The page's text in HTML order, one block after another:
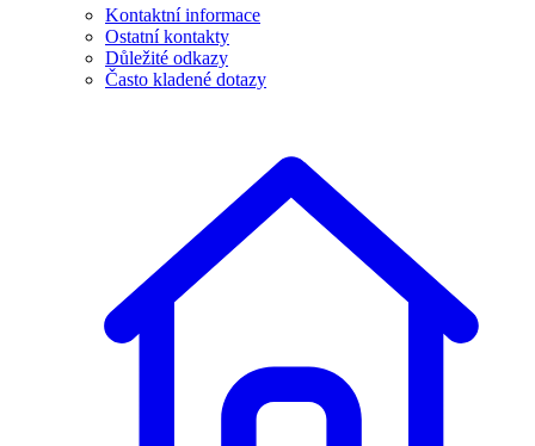
Kontaktní informace
Ostatní kontakty
Důležité odkazy
Často kladené dotazy